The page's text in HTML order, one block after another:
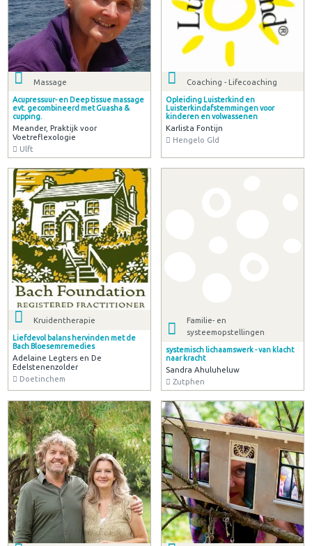
Massage
Acupressuur- en Deep tissue massage
evt. gecombineerd met Guasha &
cupping.
Meander, Praktijk voor
Voetreflexologie
Ulft
Coaching - Lifecoaching
Opleiding Luisterkind en
Luisterkindafstemmingen voor
kinderen en volwassenen
Karlista Fontijn
Hengelo Gld
Kruidentherapie
Liefdevol balans hervinden met de
Bach Bloesemremedies
Adelaine Legters en De
Edelstenenzolder
Doetinchem
Familie- en
systeemopstellingen
systemisch lichaamswerk - van klacht
naar kracht
Sandra Ahuluheluw
Zutphen